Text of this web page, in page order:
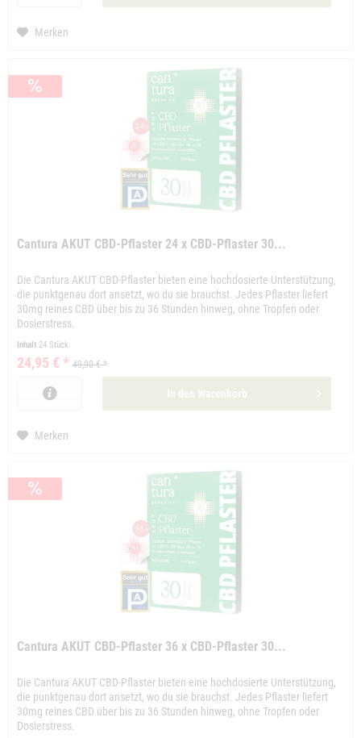
Merken
Cantura AKUT CBD-Pflaster 24 x CBD-Pflaster 30...
Die Cantura AKUT CBD-Pflaster bieten eine hochdosierte Unterstützung,
die punktgenau dort ansetzt, wo du sie brauchst. Jedes Pflaster liefert
30mg reines CBD über bis zu 36 Stunden hinweg, ohne Tropfen oder
Dosierstress.
Inhalt 24 Stück
24,95 € * 49,90 € *
In den Warenkorb
Merken
Cantura AKUT CBD-Pflaster 36 x CBD-Pflaster 30...
Die Cantura AKUT CBD-Pflaster bieten eine hochdosierte Unterstützung,
die punktgenau dort ansetzt, wo du sie brauchst. Jedes Pflaster liefert
30mg reines CBD über bis zu 36 Stunden hinweg, ohne Tropfen oder
Dosierstress.